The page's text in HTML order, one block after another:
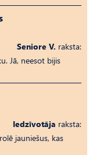
Seniore V. raksta:
Jā, neesot bijis
Iedzīvotāja raksta:
jauniešus, kas